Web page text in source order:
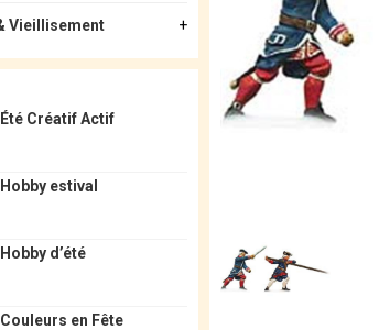
Vieillisement
Été Créatif Actif
Hobby estival
Hobby d’été
Couleurs en Fête